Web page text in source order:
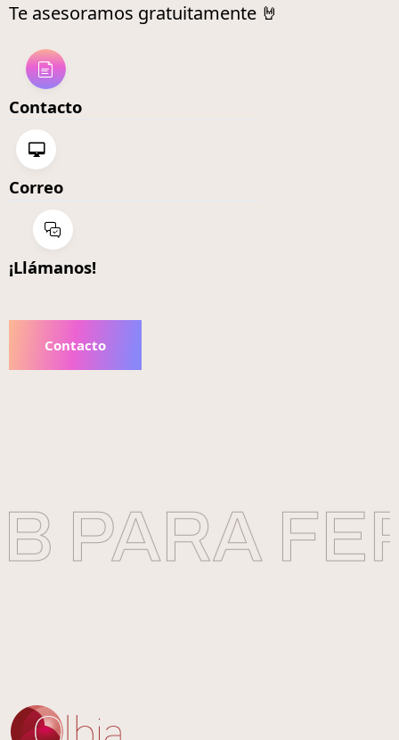
Te asesoramos gratuitamente 🤘
Contacto
Correo
¡Llámanos!
Contacto
PARA